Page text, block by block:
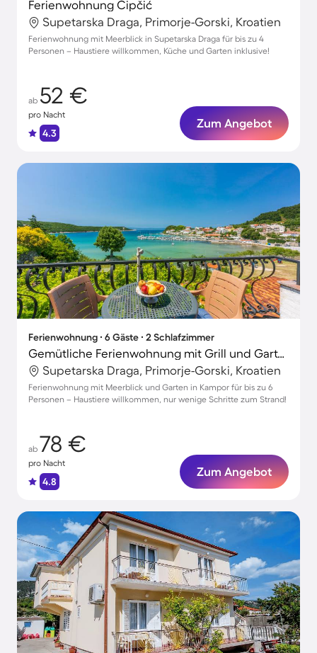
Ferienwohnung Čipčić
Supetarska Draga, Primorje-Gorski, Kroatien
Ferienwohnung mit Meerblick in Supetarska Draga für bis zu 4
Personen – Haustiere willkommen, Küche und Garten inklusive!
ab 52 €
pro Nacht
4.3
Zum Angebot
Ferienwohnung ∙ 6 Gäste ∙ 2 Schlafzimmer
Gemütliche Ferienwohnung mit Grill und Garten | Meerblick | Neben dem Strand
Supetarska Draga, Primorje-Gorski, Kroatien
Ferienwohnung mit Meerblick und Garten in Kampor für bis zu 6
Personen – Haustiere willkommen, nur wenige Schritte zum Strand!
ab 78 €
pro Nacht
4.8
Zum Angebot